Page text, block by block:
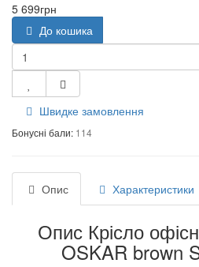
5 699грн
До кошика
Швидке замовлення
Бонусні бали: 114
Опис Характеристики
Опис Крісло
OSKAR brown